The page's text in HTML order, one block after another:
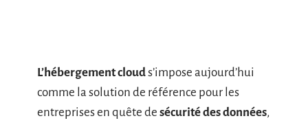
L’hébergement clouds’impose aujourd’hui
comme la solution de référence pour les
entreprises en quête de sécurité des données,